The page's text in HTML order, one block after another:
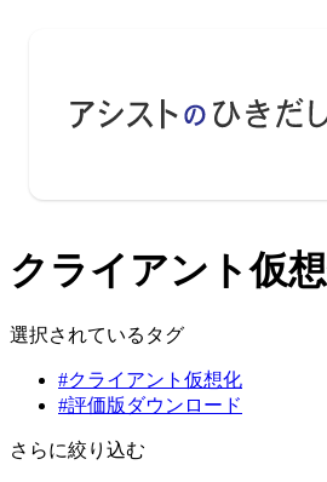
クライアント仮
選択されているタグ
#クライアント仮想化
#評価版ダウンロード
さらに絞り込む